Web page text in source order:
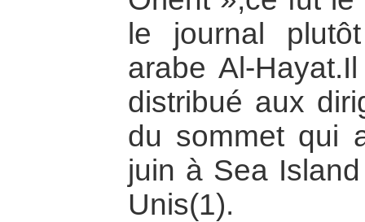
le journal
arabe Al-
distribué aux
du sommet qui
juin à Sea
Unis(1).